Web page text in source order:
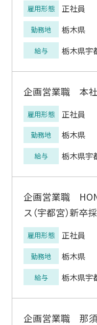
雇用形態 正社員
勤務地 栃木県
給与 栃木県宇
企画営業職 本社
雇用形態 正社員
勤務地 栃木県
給与 栃木県宇
企画営業職
ス（宇都宮）新卒
雇用形態 正社員
勤務地 栃木県
給与 栃木県宇
企画営業職 那須